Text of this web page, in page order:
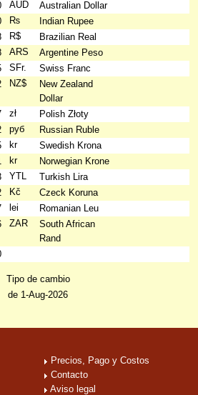
AUD
Australian Dollar
₨
Indian Rupee
R$
Brazilian Real
ARS
Argentine Peso
SFr.
Swiss Franc
NZ$
New Zealand
Dollar
zł
Polish Złoty
руб
Russian Ruble
kr
Swedish Krona
kr
Norwegian Krone
YTL
Turkish Lira
Kč
Czeck Koruna
lei
Romanian Leu
ZAR
South African
Rand
Tipo de cambio
de 1-Aug-2026
Precios, Pago y Costos
Contacto
Aviso legal